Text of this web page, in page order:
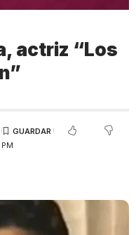
actriz “Los